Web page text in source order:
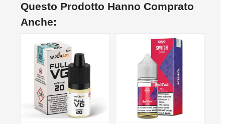
Questo Prodotto Hanno Comprato
Anche:
NON DISPONIBILE